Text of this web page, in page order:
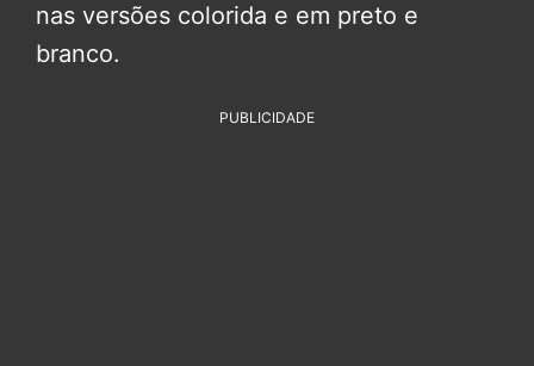
nas versões colorida e em preto e
branco.
PUBLICIDADE